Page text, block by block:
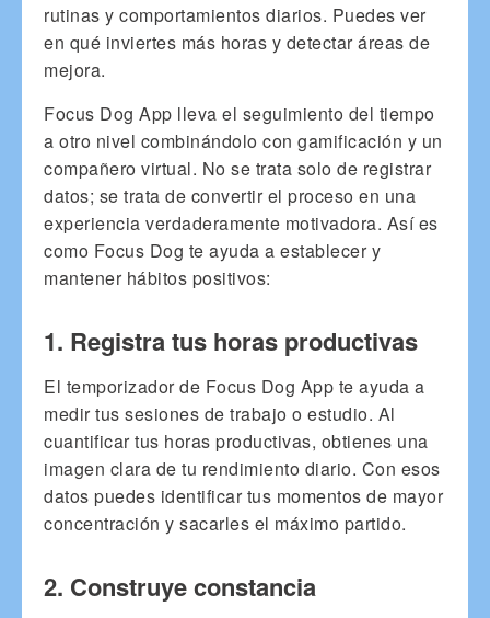
rutinas y comportamientos diarios. Puedes ver
en qué inviertes más horas y detectar áreas de
mejora.
Focus Dog App lleva el seguimiento del tiempo
a otro nivel combinándolo con gamificación y un
compañero virtual. No se trata solo de registrar
datos; se trata de convertir el proceso en una
experiencia verdaderamente motivadora. Así es
como Focus Dog te ayuda a establecer y
mantener hábitos positivos:
1. Registra tus horas productivas
El temporizador de Focus Dog App te ayuda a
medir tus sesiones de trabajo o estudio. Al
cuantificar tus horas productivas, obtienes una
imagen clara de tu rendimiento diario. Con esos
datos puedes identificar tus momentos de mayor
concentración y sacarles el máximo partido.
2. Construye constancia